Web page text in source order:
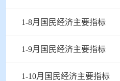
1-8月国民经济主要指标
1-9月国民经济主要指标
1-10月国民经济主要指标